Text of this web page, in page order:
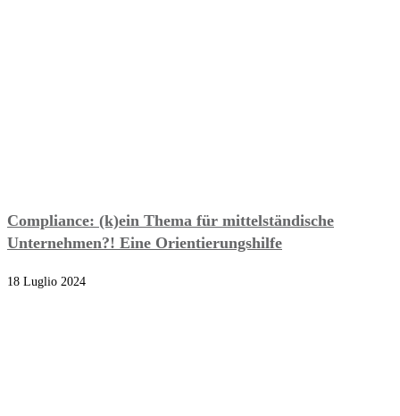
Compliance: (k)ein Thema für mittelständische
Unternehmen?! Eine Orientierungshilfe
18 Luglio 2024